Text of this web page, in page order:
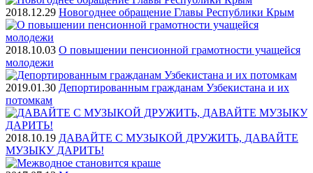
2018.12.29 Новогоднее обращение Главы Республики Крым
2018.10.03 О повышении пенсионной грамотности учащейся
молодежи
2019.01.30 Депортированным гражданам Узбекистана и их
потомкам
2018.10.19 ДАВАЙТЕ С МУЗЫКОЙ ДРУЖИТЬ, ДАВАЙТЕ
МУЗЫКУ ДАРИТЬ!